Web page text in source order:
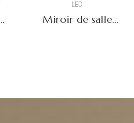
LED
Miroir de salle